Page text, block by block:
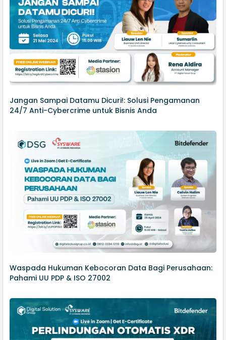
Jangan Sampai Datamu Dicuri!: Solusi Pengamanan
24/7 Anti-Cybercrime untuk Bisnis Anda
Waspada Hukuman Kebocoran Data Bagi Perusahaan:
Pahami UU PDP & ISO 27002